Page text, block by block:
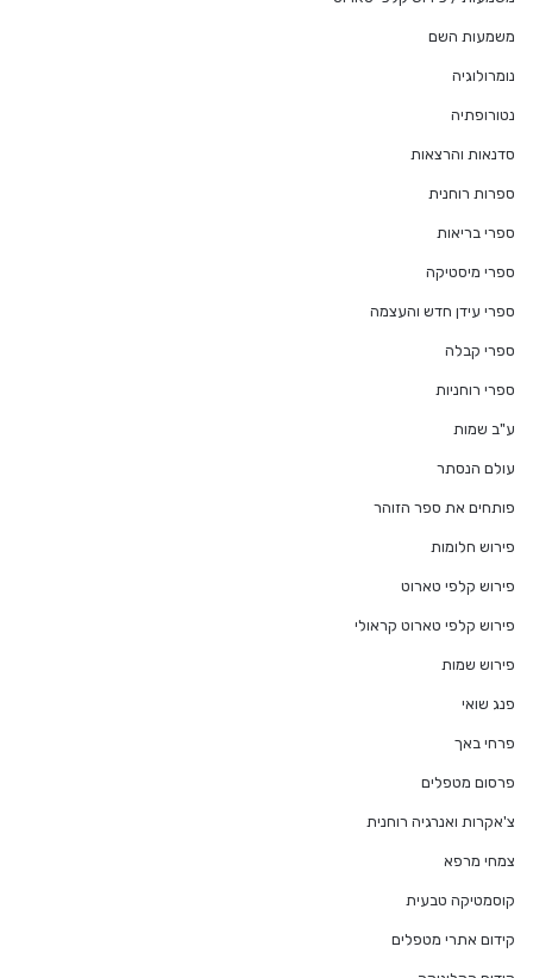
משמעות השם
נומרולוגיה
נטורופתיה
סדנאות והרצאות
ספרות רוחנית
ספרי בריאות
ספרי מיסטיקה
ספרי עידן חדש והעצמה
ספרי קבלה
ספרי רוחניות
ע"ב שמות
עולם הנסתר
פותחים את ספר הזוהר
פירוש חלומות
פירוש קלפי טארוט
פירוש קלפי טארוט קראולי
פירוש שמות
פנג שואי
פרחי באך
פרסום מטפלים
צ'אקרות ואנרגיה רוחנית
צמחי מרפא
קוסמטיקה טבעית
קידום אתרי מטפלים